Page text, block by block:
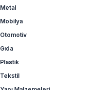
Metal
Mobilya
Otomotiv
Gıda
Plastik
Tekstil